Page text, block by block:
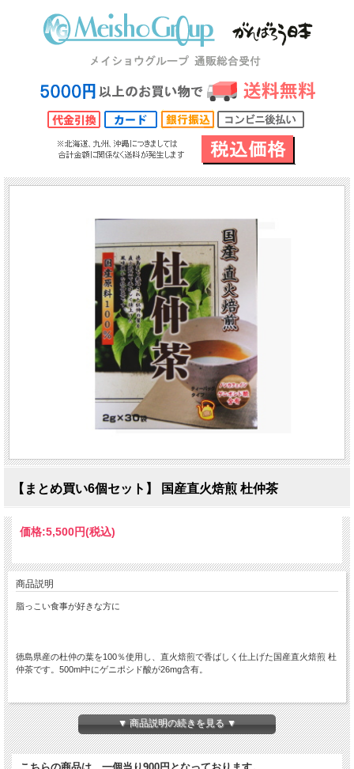
【まとめ買い6個セット】 国産直火焙煎 杜仲茶
価格:5,500円(税込)
商品説明
脂っこい食事が好きな方に
徳島県産の杜仲の葉を100％使用し、直火焙煎で香ばしく仕上げた国産直火焙煎 杜
仲茶です。500ml中にゲニポシド酸が26mg含有。
商品名国産直火焙煎国産直火焙煎 杜仲茶
内容量60ｇ（2ｇ×30袋）
原材料
▼ 商品説明の続きを見る ▼